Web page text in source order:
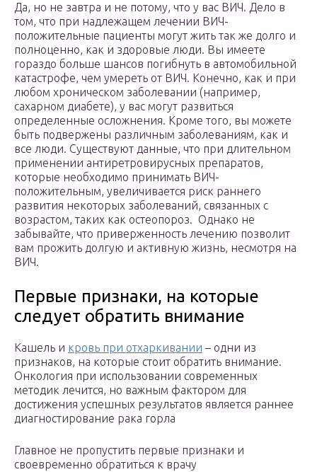
Да, но не завтра и не потому, что у вас ВИЧ. Дело в
том, что при надлежащем лечении ВИЧ-
положительные пациенты могут жить так же долго и
полноценно, как и здоровые люди. Вы имеете
гораздо больше шансов погибнуть в автомобильной
катастрофе, чем умереть от ВИЧ. Конечно, как и при
любом хроническом заболевании (например,
сахарном диабете), у вас могут развиться
определенные осложнения. Кроме того, вы можете
быть подвержены различным заболеваниям, как и
все люди. Существуют данные, что при длительном
применении антиретровирусных препаратов,
которые необходимо принимать ВИЧ-
положительным, увеличивается риск раннего
развития некоторых заболеваний, связанных с
возрастом, таких как остеопороз. Однако не
забывайте, что приверженность лечению позволит
вам прожить долгую и активную жизнь, несмотря на
ВИЧ.
Первые признаки, на которые
следует обратить внимание
Кашель и кровь при отхаркивании – одни из
признаков, на которые стоит обратить внимание.
Онкология при использовании современных
методик лечится, но важным фактором для
достижения успешных результатов является раннее
диагностирование рака горла
Главное не пропустить первые признаки и
своевременно обратиться к врачу